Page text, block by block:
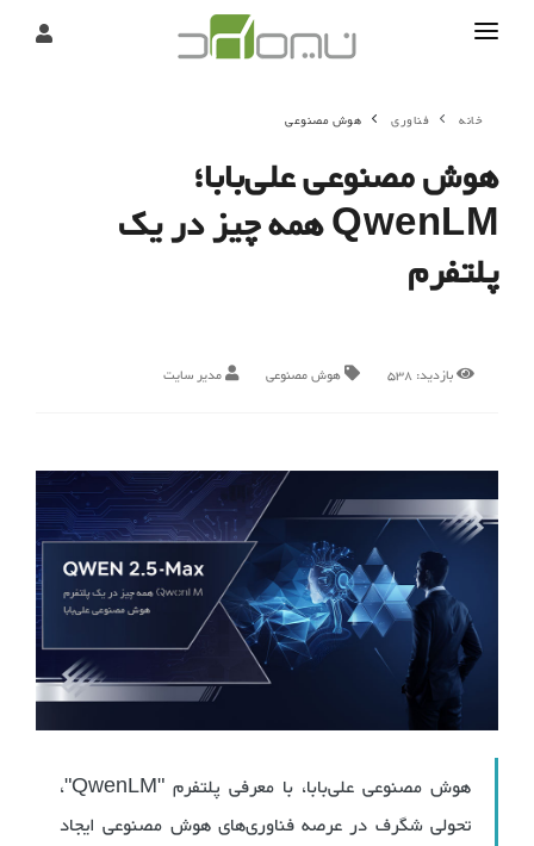
درباره
تحریریه
خانه فناوری هوش مصنوعی
هوش مصنوعی علی‌بابا؛
QwenLM همه چیز در یک
پلتفرم
بازدید:538 هوش مصنوعی مدیر سایت
هوش مصنوعی علی‌بابا، با معرفی پلتفرم "QwenLM"،
تحولی شگرف در عرصه فناوری‌های هوش مصنوعی ایجاد